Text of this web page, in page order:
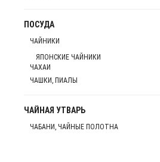
ПОСУДА
ЧАЙНИКИ
ЯПОНСКИЕ ЧАЙНИКИ
ЧАХАИ
ЧАШКИ, ПИАЛЫ
ЧАЙНАЯ УТВАРЬ
ЧАБАНИ, ЧАЙНЫЕ ПОЛОТНА